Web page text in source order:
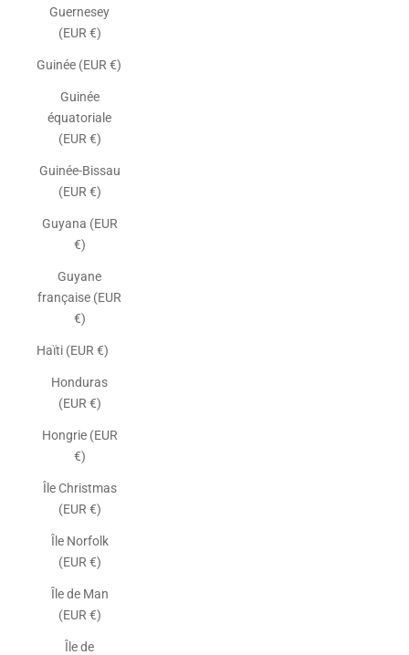
Guernesey
(EUR €)
Guinée (EUR €)
Guinée
équatoriale
(EUR €)
Guinée-Bissau
(EUR €)
Guyana (EUR
€)
Guyane
française (EUR
€)
Haïti (EUR €)
Honduras
(EUR €)
Hongrie (EUR
€)
Île Christmas
(EUR €)
Île Norfolk
(EUR €)
Île de Man
(EUR €)
Île de